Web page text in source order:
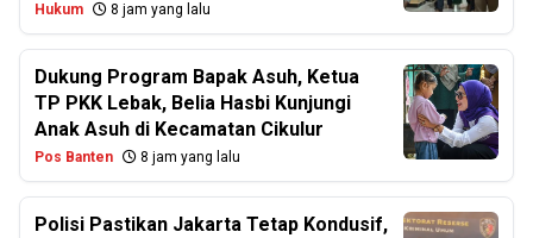
Hukum 8 jam yang lalu
Dukung Program Bapak Asuh, Ketua
TP PKK Lebak, Belia Hasbi Kunjungi
Anak Asuh di Kecamatan Cikulur
Pos Banten 8 jam yang lalu
Polisi Pastikan Jakarta Tetap Kondusif,